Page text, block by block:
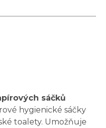
sáčků
hygienické sáčky
toalety. Umožňuje